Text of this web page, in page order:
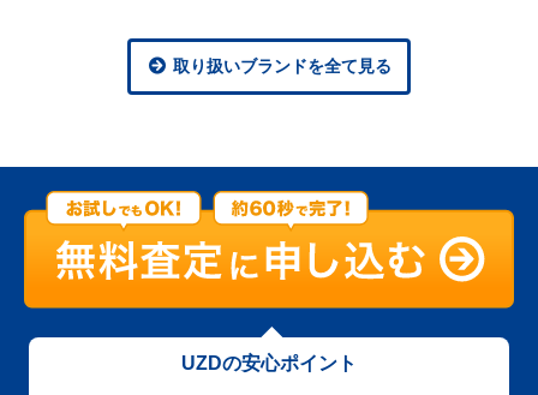
取り扱いブランドを全て見る
UZDの安心ポイント